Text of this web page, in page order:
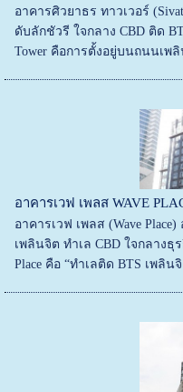
อาคารศิวยาธร ทาวเวอร์
ดับลักชัวรี ใจกลาง CBD ติด
Tower คือการตั้งอยู่บนถนนเพลิ
อาคารเวฟ เพลส WAVE
อาคารเวฟ เพลส (Wave
เพลินจิต ทำเล CBD ใจกลางธุ
Place คือ “ทำเลติด BTS เพลิน